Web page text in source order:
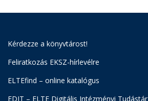
Kérdezze a könyvtárost!
Feliratkozás EKSZ-hírlevélre
ELTEfind – online katalógus
EDIT – ELTE Digitális Intézményi Tudástár